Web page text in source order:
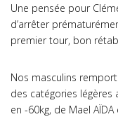
Une pensée pour
d’arrêter
premier tour, bon
Nos masculins
des catégories légères
en -60kg, de Mael AÏDA